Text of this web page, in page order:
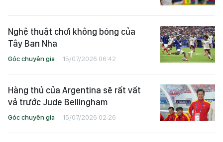
Nghệ thuật chơi không bóng của
Tây Ban Nha
Góc chuyên gia 15/07/2026 06:42
Hàng thủ của Argentina sẽ rất vất
vả trước Jude Bellingham
Góc chuyên gia 15/07/2026 02:26